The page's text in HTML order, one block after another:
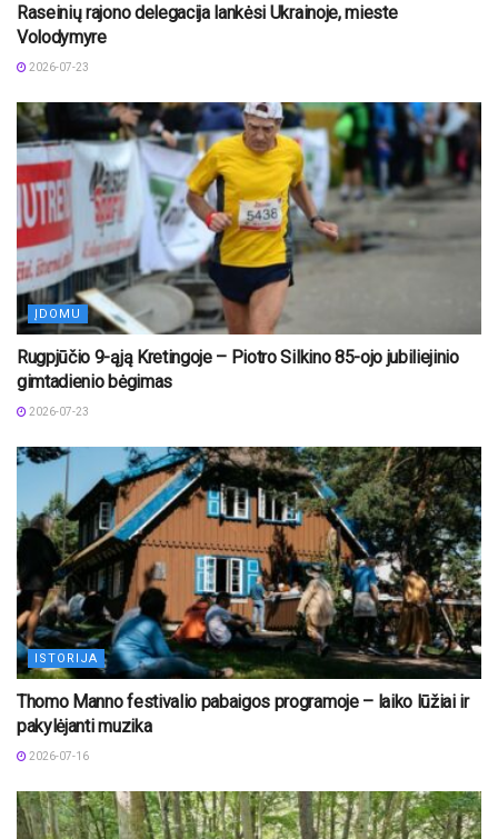
Raseinių rajono delegacija lankėsi Ukrainoje, mieste
Volodymyre
2026-07-23
ĮDOMU
Rugpjūčio 9-ąją Kretingoje – Piotro Silkino 85-ojo jubiliejinio
gimtadienio bėgimas
2026-07-23
ISTORIJA
Thomo Manno festivalio pabaigos programoje – laiko lūžiai ir
pakylėjanti muzika
2026-07-16